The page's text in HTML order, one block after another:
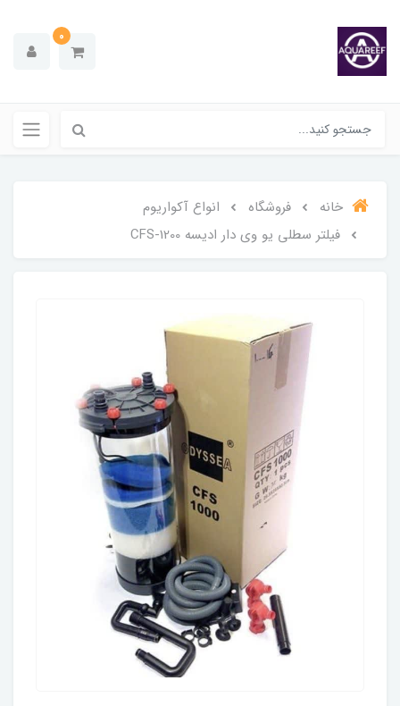
0
خانه فروشگاه
انواع آکواریوم
فیلتر سطلی یو وی دار ادیسه CFS-1200